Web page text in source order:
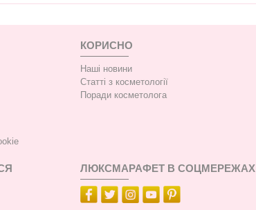
КОРИСНО
Наші новини
Статті з косметології
Поради косметолога
ЛЮКСМАРАФЕТ В СОЦМЕРЕЖАХ